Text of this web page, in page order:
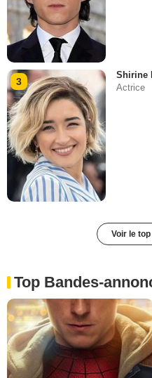
3
Shirine
Actrice
Voir le
Top Bandes-